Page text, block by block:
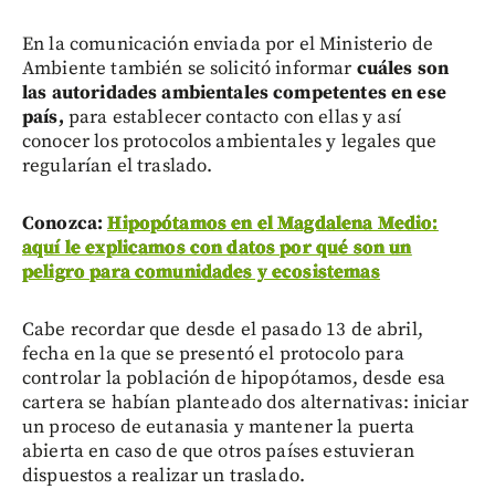
En la comunicación enviada por el Ministerio de
Ambiente también se solicitó informar cuáles son
las autoridades ambientales competentes en ese
país, para establecer contacto con ellas y así
conocer los protocolos ambientales y legales que
regularían el traslado.
Conozca:Hipopótamos en el Magdalena Medio:
aquí le explicamos con datos por qué son un
peligro para comunidades y ecosistemas
Cabe recordar que desde el pasado 13 de abril,
fecha en la que se presentó el protocolo para
controlar la población de hipopótamos, desde esa
cartera se habían planteado dos alternativas: iniciar
un proceso de eutanasia y mantener la puerta
abierta en caso de que otros países estuvieran
dispuestos a realizar un traslado.